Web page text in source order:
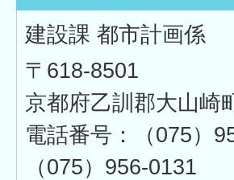
建設課 都市計画係
〒618-8501
京都府乙訓郡大山崎
電話番号：（075）
（075）956-0131